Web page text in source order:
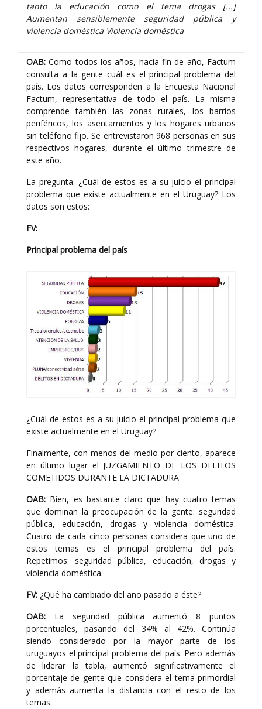
tanto la educación como el tema drogas [...]
Aumentan sensiblemente seguridad pública y
violencia doméstica Violencia doméstica
OAB: Como todos los años, hacia fin de año, Factum
consulta a la gente cuál es el principal problema del
país. Los datos corresponden a la Encuesta Nacional
Factum, representativa de todo el país. La misma
comprende también las zonas rurales, los barrios
periféricos, los asentamientos y los hogares urbanos
sin teléfono fijo. Se entrevistaron 968 personas en sus
respectivos hogares, durante el último trimestre de
este año.
La pregunta: ¿Cuál de estos es a su juicio el principal
problema que existe actualmente en el Uruguay? Los
datos son estos:
FV:
Principal problema del país
¿Cuál de estos es a su juicio el principal problema que
existe actualmente en el Uruguay?
Finalmente, con menos del medio por ciento, aparece
en último lugar el JUZGAMIENTO DE LOS DELITOS
COMETIDOS DURANTE LA DICTADURA
OAB: Bien, es bastante claro que hay cuatro temas
que dominan la preocupación de la gente: seguridad
pública, educación, drogas y violencia doméstica.
Cuatro de cada cinco personas considera que uno de
estos temas es el principal problema del país.
Repetimos: seguridad pública, educación, drogas y
violencia doméstica.
FV: ¿Qué ha cambiado del año pasado a éste?
OAB: La seguridad pública aumentó 8 puntos
porcentuales, pasando del 34% al 42%. Continúa
siendo considerado por la mayor parte de los
uruguayos el principal problema del país. Pero además
de liderar la tabla, aumentó significativamente el
porcentaje de gente que considera el tema primordial
y además aumenta la distancia con el resto de los
temas.